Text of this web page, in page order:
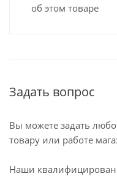
об этом товаре
Задать вопрос
Вы можете задать
товару или работе
Наши